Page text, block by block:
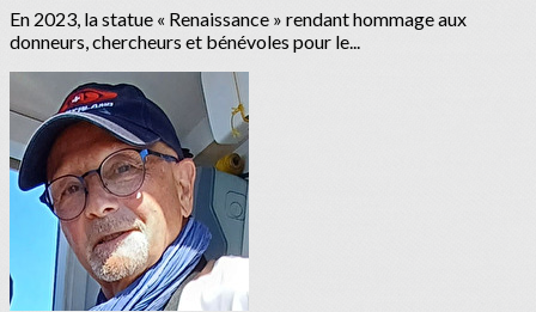
En 2023, la statue « Renaissance » rendant hommage aux
donneurs, chercheurs et bénévoles pour le...